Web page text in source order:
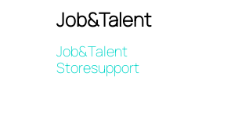
Job&Talent
Job&Talent
Storesupport